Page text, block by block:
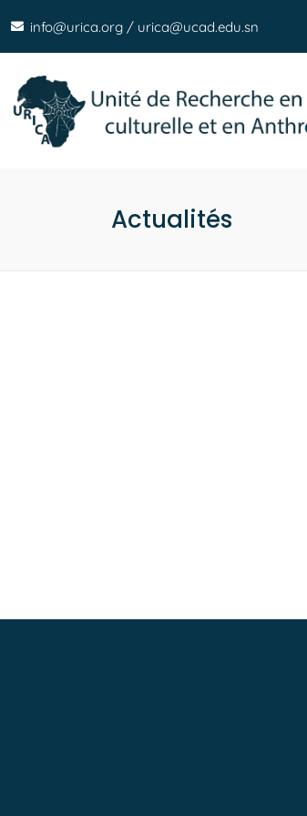
info@urica.org / urica@ucad.edu.sn
Actualités